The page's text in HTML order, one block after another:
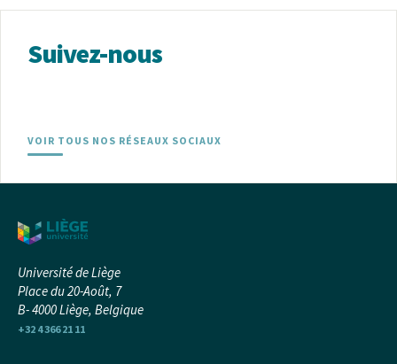
Suivez-nous
VOIR TOUS NOS RÉSEAUX SOCIAUX
Université de Liège
Place du 20-Août, 7
B- 4000 Liège, Belgique
+32 4 366 21 11